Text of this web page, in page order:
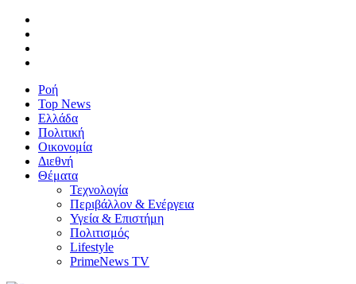
Ροή
Top News
Ελλάδα
Πολιτική
Οικονομία
Διεθνή
Θέματα
Τεχνολογία
Περιβάλλον & Ενέργεια
Υγεία & Επιστήμη
Πολιτισμός
Lifestyle
PrimeNews TV